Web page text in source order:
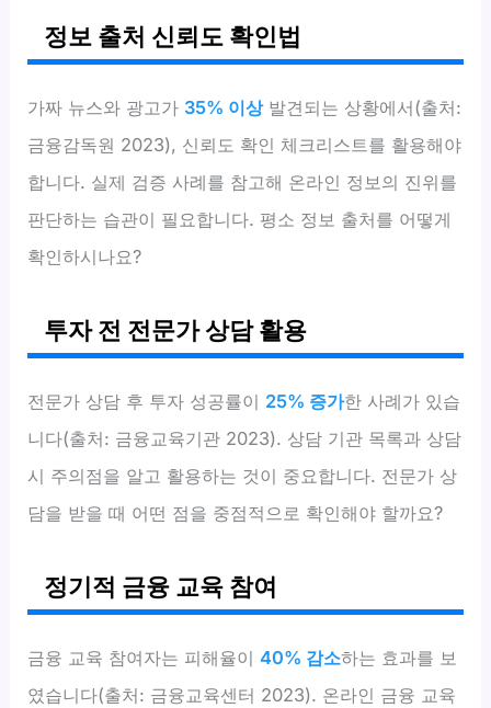
정보 출처 신뢰도 확인법
가짜 뉴스와 광고가 35% 이상발견되는 상황에서(출처:
금융감독원 2023), 신뢰도 확인 체크리스트를 활용해야
합니다. 실제 검증 사례를 참고해 온라인 정보의 진위를
판단하는 습관이 필요합니다. 평소 정보 출처를 어떻게
확인하시나요?
투자 전 전문가 상담 활용
전문가 상담 후 투자 성공률이 25% 증가한 사례가 있습
니다(출처: 금융교육기관 2023). 상담 기관 목록과 상담
시 주의점을 알고 활용하는 것이 중요합니다. 전문가 상
담을 받을 때 어떤 점을 중점적으로 확인해야 할까요?
정기적 금융 교육 참여
금융 교육 참여자는 피해율이40% 감소하는 효과를 보
였습니다(출처: 금융교육센터 2023). 온라인 금융 교육